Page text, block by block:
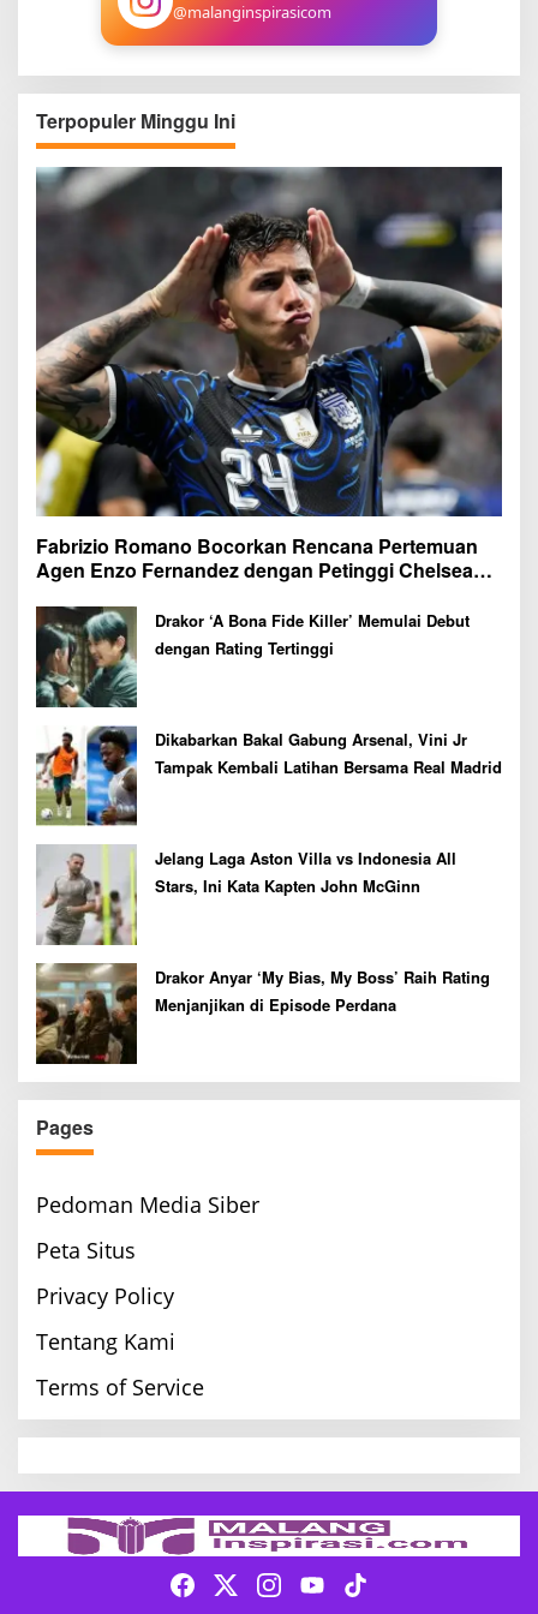
@malanginspirasicom
Terpopuler Minggu Ini
Fabrizio Romano Bocorkan Rencana Pertemuan
Agen Enzo Fernandez dengan Petinggi Chelsea
Drakor ‘A Bona Fide Killer’ Memulai Debut
dengan Rating Tertinggi
Dikabarkan Bakal Gabung Arsenal, Vini Jr
Tampak Kembali Latihan Bersama Real Madrid
Jelang Laga Aston Villa vs Indonesia All
Stars, Ini Kata Kapten John McGinn
Drakor Anyar ‘My Bias, My Boss’ Raih Rating
Menjanjikan di Episode Perdana
Pages
Pedoman Media Siber
Peta Situs
Privacy Policy
Tentang Kami
Terms of Service